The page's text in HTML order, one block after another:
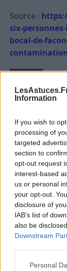
Information
If you wish to
processing of
targeted
section to
opt-out request
interest-based
us or personal
your opt-out.
disclosure of
IAB’s list of
also be
Downstream
Personal
Source :
six-
bocal-de-
A
Nathalie
médecine.
expertise
santé familiale
de vie sain,
nombreuses